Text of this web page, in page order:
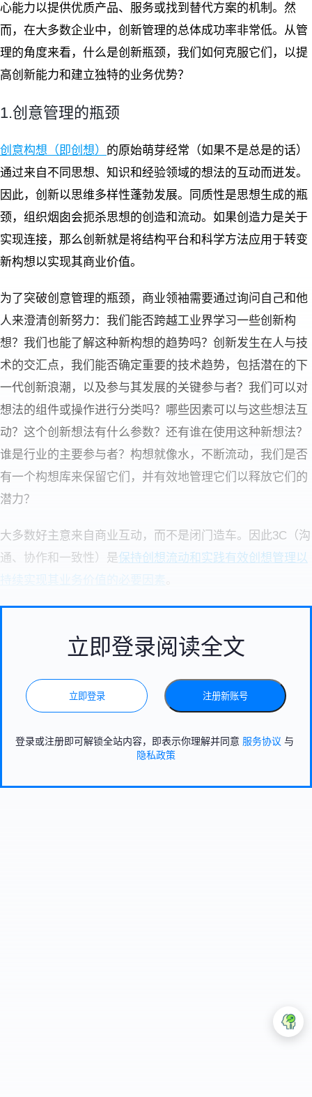
心能力以提供优质产品、服务或找到替代方案的机制。然
而，在大多数企业中，创新管理的总体成功率非常低。从管
理的角度来看，什么是创新瓶颈，我们如何克服它们，以提
高创新能力和建立独特的业务优势？
1.创意管理的瓶颈
创意构想（即创想） 的原始萌芽经常（如果不是总是的话）
通过来自不同思想、知识和经验领域的想法的互动而迸发。
因此，创新以思维多样性蓬勃发展。同质性是思想生成的瓶
颈，组织烟囱会扼杀思想的创造和流动。如果创造力是关于
实现连接，那么创新就是将结构平台和科学方法应用于转变
新构想以实现其商业价值。
为了突破创意管理的瓶颈，商业领袖需要通过询问自己和他
人来澄清创新努力：我们能否跨越工业界学习一些创新构
想？我们也能了解这种新构想的趋势吗？创新发生在人与技
术的交汇点，我们能否确定重要的技术趋势，包括潜在的下
一代创新浪潮，以及参与其发展的关键参与者？我们可以对
想法的组件或操作进行分类吗？哪些因素可以与这些想法互
动？这个创新想法有什么参数？还有谁在使用这种新想法？
谁是行业的主要参与者？构想就像水，不断流动，我们是否
有一个构想库来保留它们，并有效地管理它们以释放它们的
潜力？
大多数好主意来自商业互动，而不是闭门造车。因此3C（沟
通、协作和一致性）是保持创想流动和实践有效创想管理以
持续实现其业务价值的必要因素
立即登录阅读全文
立即登录 注册新账号
登录或注册即可解锁全站内容，即表示你理解并同意 服务协议 与
隐私政策